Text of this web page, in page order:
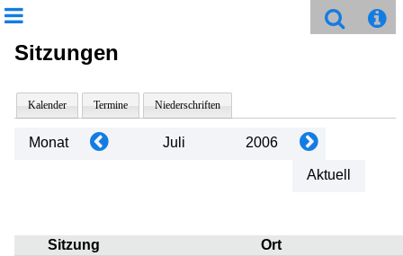
Sitzungen
Kalender Termine Niederschriften
Monat Juli 2006
Aktuell
Sitzung
Ort